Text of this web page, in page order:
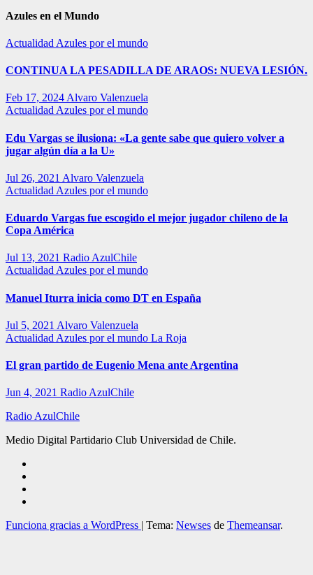
Azules en el Mundo
Actualidad Azules por el mundo
CONTINUA LA PESADILLA DE ARAOS: NUEVA LESIÓN.
Feb 17, 2024 Alvaro Valenzuela
Actualidad Azules por el mundo
Edu Vargas se ilusiona: «La gente sabe que quiero volver a
jugar algún día a la U»
Jul 26, 2021 Alvaro Valenzuela
Actualidad Azules por el mundo
Eduardo Vargas fue escogido el mejor jugador chileno de la
Copa América
Jul 13, 2021 Radio AzulChile
Actualidad Azules por el mundo
Manuel Iturra inicia como DT en España
Jul 5, 2021 Alvaro Valenzuela
Actualidad Azules por el mundo La Roja
El gran partido de Eugenio Mena ante Argentina
Jun 4, 2021 Radio AzulChile
Radio AzulChile
Medio Digital Partidario Club Universidad de Chile.
Funciona gracias a WordPress | Tema: Newses de Themeansar.